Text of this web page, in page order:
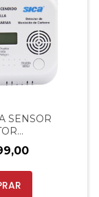
SENSOR
DE
SICCA